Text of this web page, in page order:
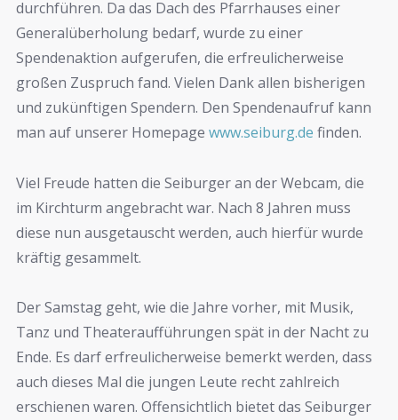
durchführen. Da das Dach des Pfarrhauses einer
Generalüberholung bedarf, wurde zu einer
Spendenaktion aufgerufen, die erfreulicherweise
großen Zuspruch fand. Vielen Dank allen bisherigen
und zukünftigen Spendern. Den Spendenaufruf kann
man auf unserer Homepage www.seiburg.de finden.
Viel Freude hatten die Seiburger an der Webcam, die
im Kirchturm angebracht war. Nach 8 Jahren muss
diese nun ausgetauscht werden, auch hierfür wurde
kräftig gesammelt.
Der Samstag geht, wie die Jahre vorher, mit Musik,
Tanz und Theateraufführungen spät in der Nacht zu
Ende. Es darf erfreulicherweise bemerkt werden, dass
auch dieses Mal die jungen Leute recht zahlreich
erschienen waren. Offensichtlich bietet das Seiburger